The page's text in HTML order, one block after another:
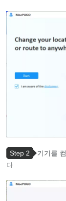
Step 2
기기를
다.